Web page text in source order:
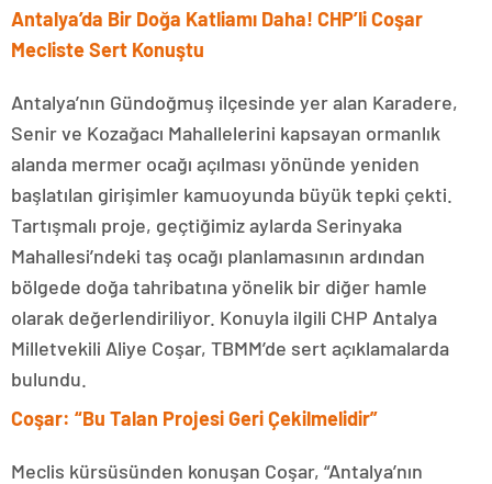
Antalya’da Bir Doğa Katliamı Daha! CHP’li Coşar
Mecliste Sert Konuştu
Antalya’nın Gündoğmuş ilçesinde yer alan Karadere,
Senir ve Kozağacı Mahallelerini kapsayan ormanlık
alanda mermer ocağı açılması yönünde yeniden
başlatılan girişimler kamuoyunda büyük tepki çekti.
Tartışmalı proje, geçtiğimiz aylarda Serinyaka
Mahallesi’ndeki taş ocağı planlamasının ardından
bölgede doğa tahribatına yönelik bir diğer hamle
olarak değerlendiriliyor. Konuyla ilgili CHP Antalya
Milletvekili Aliye Coşar, TBMM’de sert açıklamalarda
bulundu.
Coşar: “Bu Talan Projesi Geri Çekilmelidir”
Meclis kürsüsünden konuşan Coşar, “Antalya’nın